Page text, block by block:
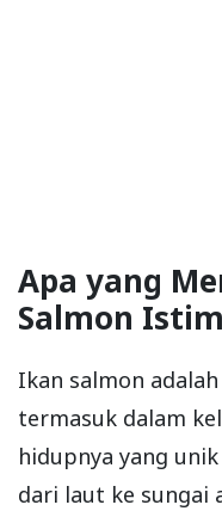
Apa yang
Salmon
Ikan salmon
termasuk dalam
hidupnya yang
dari laut ke sungai